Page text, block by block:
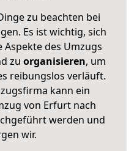
zu beachten bei
Es ist wichtig, sich
Aspekte des Umzugs
zu organisieren, um
reibungslos verläuft.
kann ein
von Erfurt nach
werden und
wir.